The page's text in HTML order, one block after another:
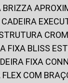
BRIZZA
CADEIRA
FIXA BLISS
FIXA
FLEX COM